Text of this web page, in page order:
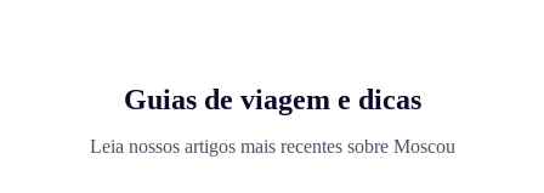
Guias de viagem e dicas
Leia nossos artigos mais recentes sobre Moscou